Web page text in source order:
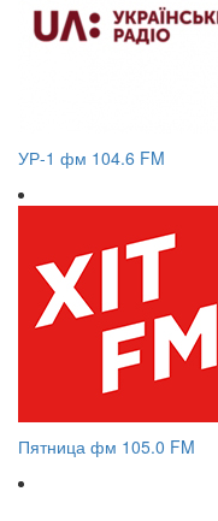
УР-1 фм 104.6 FM
Пятница фм 105.0 FM